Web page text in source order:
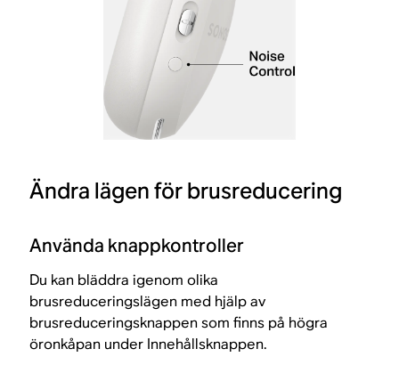
Ändra lägen för brusreducering
Använda knappkontroller
Du kan bläddra igenom olika
brusreduceringslägen med hjälp av
brusreduceringsknappen som finns på högra
öronkåpan under Innehållsknappen.